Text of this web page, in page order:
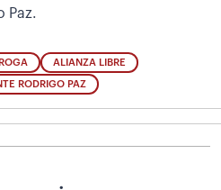
Paz.
ALIANZA LIBRE
RODRIGO PAZ